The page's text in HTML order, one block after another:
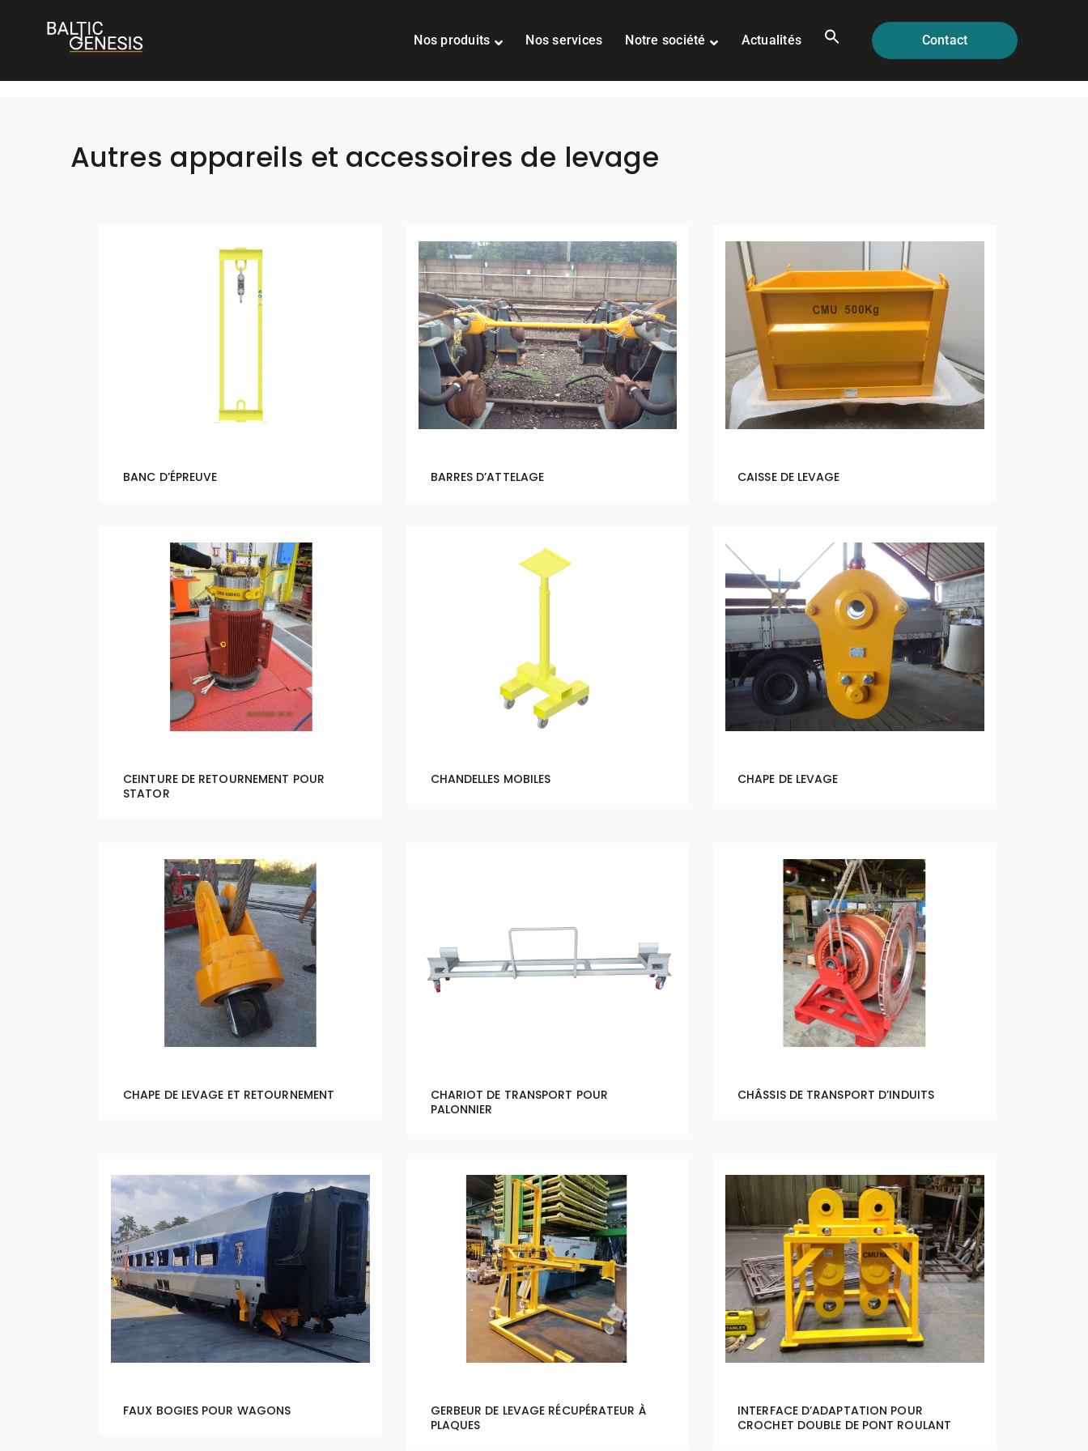
Contact
Nos produits Nos services Notre société Actualités
Autres appareils et accessoires de levage
BANC D’ÉPREUVE BARRES D’ATTELAGE CAISSE DE LEVAGE
CEINTURE DE RETOURNEMENT POUR
STATOR
CHANDELLES MOBILES CHAPE DE LEVAGE
CHAPE DE LEVAGE ET RETOURNEMENT
CHARIOT DE TRANSPORT POUR
PALONNIER
CHÂSSIS DE TRANSPORT D’INDUITS
FAUX BOGIES POUR WAGONS
GERBEUR DE LEVAGE RÉCUPÉRATEUR À
PLAQUES
INTERFACE D’ADAPTATION POUR
CROCHET DOUBLE DE PONT ROULANT